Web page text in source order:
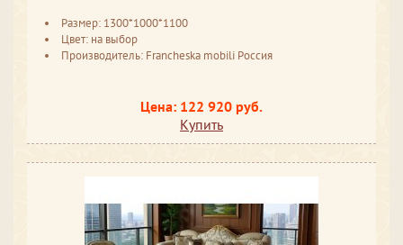
Размер: 1300*1000*1100
Цвет: на выбор
Производитель: Francheska mobili Россия
Цена: 122 920 руб.
Купить